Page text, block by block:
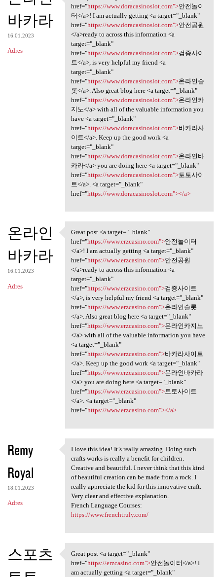
바카라
16.01.2023
Adres
Great post <a target="_blank"
href="https://www.doracasinoslot.com">안전놀이
터</a>! I am actually getting <a target="_blank"
href="https://www.doracasinoslot.com">안전공원
</a>ready to across this information <a
target="_blank"
href="https://www.doracasinoslot.com">검증사이
트</a>, is very helpful my friend <a
target="_blank"
href="https://www.doracasinoslot.com">온라인슬
롯</a>. Also great blog here <a target="_blank"
href="https://www.doracasinoslot.com">온라인카
지노</a> with all of the valuable information you
have <a target="_blank"
href="https://www.doracasinoslot.com">바카라사
이트</a>. Keep up the good work <a
target="_blank"
href="https://www.doracasinoslot.com">온라인바
카라</a> you are doing here <a target="_blank"
href="https://www.doracasinoslot.com">토토사이
트</a>. <a target="_blank"
href="https://www.doracasinoslot.com"></a>
온라인
바카라
16.01.2023
Adres
Great post <a target="_blank"
Great post <a target="_blank"
href="https://www.erzcasino.com">안전놀이터
</a>! I am actually getting <a target="_blank"
href="https://www.erzcasino.com">안전공원
</a>ready to across this information <a
target="_blank"
href="https://www.erzcasino.com">검증사이트
</a>, is very helpful my friend <a target="_blank"
href="https://www.erzcasino.com">온라인슬롯
</a>. Also great blog here <a target="_blank"
href="https://www.erzcasino.com">온라인카지노
</a> with all of the valuable information you have
<a target="_blank"
href="https://www.erzcasino.com">바카라사이트
</a>. Keep up the good work <a target="_blank"
href="https://www.erzcasino.com">온라인바카라
</a> you are doing here <a target="_blank"
href="https://www.erzcasino.com">토토사이트
</a>. <a target="_blank"
href="https://www.erzcasino.com"></a>
Remy
Royal
18.01.2023
Adres
I love this idea! It’s really
I love this idea! It’s really amazing. Doing such
crafts works is really a benefit for children.
Creative and beautiful. I never think that this kind
of beautiful creation can be made from a rock. I
really appreciate the kid for this innovative craft.
Very clear and effective explanation.
French Language Courses:
https://www.frenchtruly.com/
스포츠
Great post <a target="_blank"
Great post <a target="_blank"
href="https://erzcasino.com">안전놀이터</a>! I
am actually getting <a target="_blank"